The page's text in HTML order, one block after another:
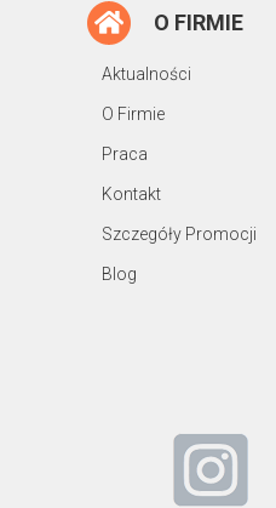
O FIRMIE
Aktualności
O Firmie
Praca
Kontakt
Szczegóły Promocji
Blog